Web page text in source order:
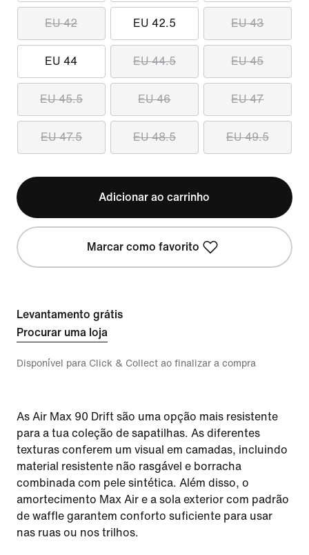
EU 42 EU 42.5 EU 43
EU 44 EU 44.5 EU 45
EU 45.5 EU 46 EU 47
EU 47.5 EU 48.5 EU 49.5
Adicionar ao carrinho
Marcar como favorito
Levantamento grátis
Procurar uma loja
Disponível para Click & Collect ao finalizar a compra
As Air Max 90 Drift são uma opção mais resistente
para a tua coleção de sapatilhas. As diferentes
texturas conferem um visual em camadas, incluindo
material resistente não rasgável e borracha
combinada com pele sintética. Além disso, o
amortecimento Max Air e a sola exterior com padrão
de waffle garantem conforto suficiente para usar
nas ruas ou nos trilhos.